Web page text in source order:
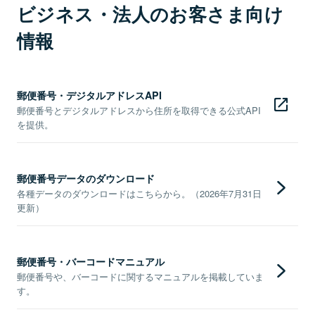
ビジネス・法人のお客さま向け
情報
郵便番号・デジタルアドレスAPI
郵便番号とデジタルアドレスから住所を取得できる公式API
を提供。
郵便番号データのダウンロード
各種データのダウンロードはこちらから。（2026年7月31日
更新）
郵便番号・バーコードマニュアル
郵便番号や、バーコードに関するマニュアルを掲載していま
す。